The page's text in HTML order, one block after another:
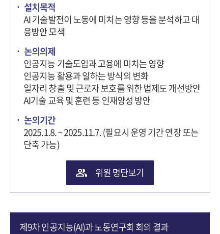
설치목적
AI 기술발전이 노동에 미치는 영향 등을 분석하고 대
응방안 모색
논의의제
인공지능 기술도입과 고용에 미치는 영향
인공지능 활용과 일하는 방식의 변화
일자리 창출 및 근로자 보호를 위한 법제도 개선방안
AI기술 교육 및 훈련 등 인재양성 방안
논의기간
2025.1.8. ~ 2025.11.7. (필요시 운영 기간 연장 또는
단축 가능)
위원 명단보기
제9차 인공지능(AI)과 노동연구회 회의 결과